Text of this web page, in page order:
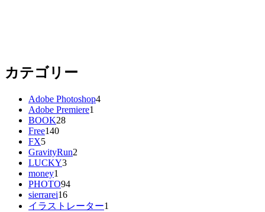
カテゴリー
Adobe Photoshop4
Adobe Premiere1
BOOK28
Free140
FX5
GravityRun2
LUCKY3
money1
PHOTO94
sierrarei16
イラストレーター1